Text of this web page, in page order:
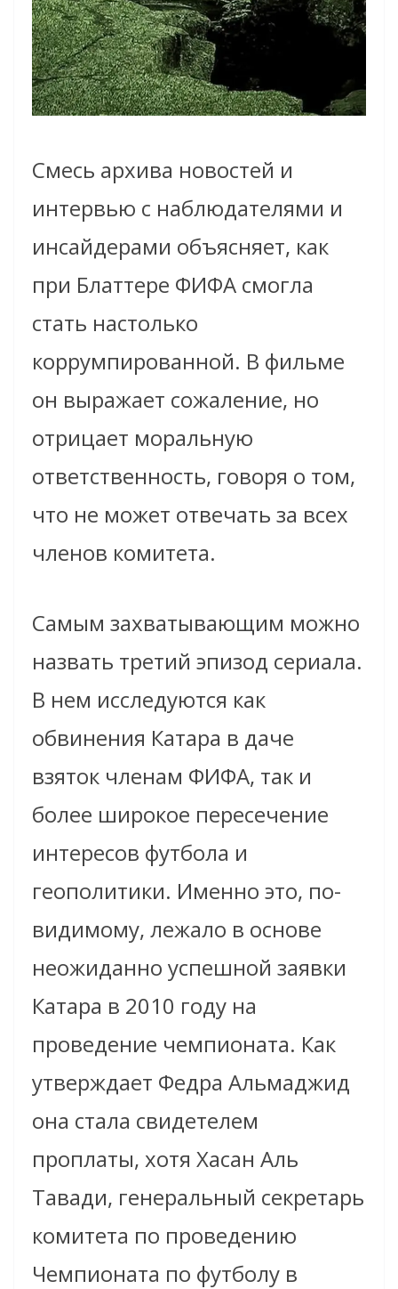
Смесь архива новостей и
интервью с наблюдателями и
инсайдерами объясняет, как
при Блаттере ФИФА смогла
стать настолько
коррумпированной. В фильме
он выражает сожаление, но
отрицает моральную
ответственность, говоря о том,
что не может отвечать за всех
членов комитета.
Самым захватывающим можно
назвать третий эпизод сериала.
В нем исследуются как
обвинения Катара в даче
взяток членам ФИФА, так и
более широкое пересечение
интересов футбола и
геополитики. Именно это, по-
видимому, лежало в основе
неожиданно успешной заявки
Катара в 2010 году на
проведение чемпионата. Как
утверждает Федра Альмаджид
она стала свидетелем
проплаты, хотя Хасан Аль
Тавади, генеральный секретарь
комитета по проведению
Чемпионата по футболу в